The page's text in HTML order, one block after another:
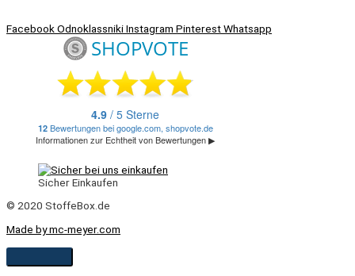
FacebookOdnoklassnikiInstagram PinterestWhatsapp
Sicher Einkaufen
© 2020 StoffeBox.de
Made by mc-meyer.com